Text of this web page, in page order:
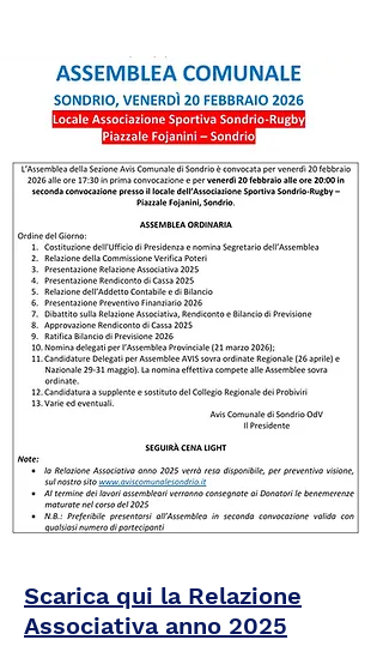
Scarica qui la Relazione
Associativa anno 2025